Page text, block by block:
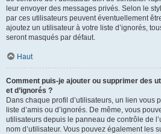
leur envoyer des messages privés. Selon le
par ces utilisateurs peuvent éventuellement
ajoutez un utilisateur à votre liste d’ignorés,
seront masqués par défaut.
Haut
Comment puis-je ajouter ou supprimer des
et d’ignorés ?
Dans chaque profil d’utilisateurs, un lien vous
liste d’amis ou d’ignorés. De même, vous
utilisateurs depuis le panneau de contrôle de
nom d’utilisateur. Vous pouvez également les